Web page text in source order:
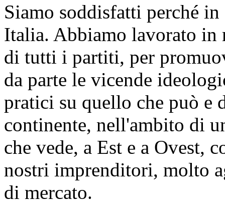
Siamo soddisfatti perché
Italia. Abbiamo lavorato in
di tutti i partiti, per
da parte le vicende
pratici su quello che può e
continente, nell'ambito di
che vede, a Est e a Ovest,
nostri imprenditori, molto
di mercato.